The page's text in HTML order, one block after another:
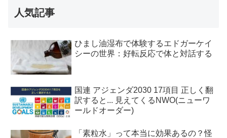
人気記事
ひまし油湿布で体験するエドガーケイ
シーの世界：好転反応で体と対話する
国連 アジェンダ2030 17項目 正しく翻
訳すると... 見えてくるNWO(ニューワ
ールドオーダー)
「素粒水」って本当に効果あるの？怪